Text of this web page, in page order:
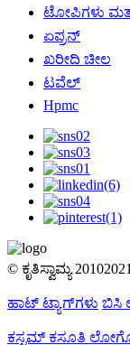
ಟೋಪಿಗಳು
ಏಪ್ರನ್
ಖರೀದಿ ಚೀಲ
ಟವೆಲ್
Hpmc
© ಕೃತಿಸ್ವಾಮ್ಯ
ಹಾಟ್ ಟ್ಯಾಗ್‌ಗಳು ಬಿಸಿ
ಕಸ್ಟಮ್ ಕಸೂತಿ